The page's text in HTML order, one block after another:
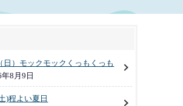
日）モックモックくっもくっも
8月9日
)程よい夏日